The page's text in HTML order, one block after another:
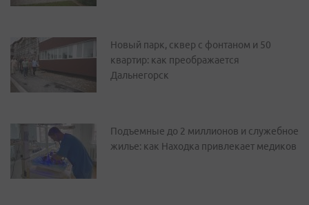
Новый парк, сквер с фонтаном и 50
квартир: как преображается
Дальнегорск
Подъемные до 2 миллионов и служебное
жилье: как Находка привлекает медиков